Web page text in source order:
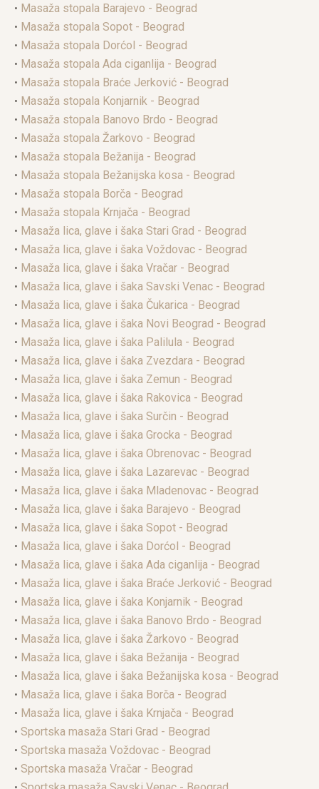
• Masaža stopala Barajevo - Beograd
• Masaža stopala Sopot - Beograd
• Masaža stopala Dorćol - Beograd
• Masaža stopala Ada ciganlija - Beograd
• Masaža stopala Braće Jerković - Beograd
• Masaža stopala Konjarnik - Beograd
• Masaža stopala Banovo Brdo - Beograd
• Masaža stopala Žarkovo - Beograd
• Masaža stopala Bežanija - Beograd
• Masaža stopala Bežanijska kosa - Beograd
• Masaža stopala Borča - Beograd
• Masaža stopala Krnjača - Beograd
• Masaža lica, glave i šaka Stari Grad - Beograd
• Masaža lica, glave i šaka Voždovac - Beograd
• Masaža lica, glave i šaka Vračar - Beograd
• Masaža lica, glave i šaka Savski Venac - Beograd
• Masaža lica, glave i šaka Čukarica - Beograd
• Masaža lica, glave i šaka Novi Beograd - Beograd
• Masaža lica, glave i šaka Palilula - Beograd
• Masaža lica, glave i šaka Zvezdara - Beograd
• Masaža lica, glave i šaka Zemun - Beograd
• Masaža lica, glave i šaka Rakovica - Beograd
• Masaža lica, glave i šaka Surčin - Beograd
• Masaža lica, glave i šaka Grocka - Beograd
• Masaža lica, glave i šaka Obrenovac - Beograd
• Masaža lica, glave i šaka Lazarevac - Beograd
• Masaža lica, glave i šaka Mladenovac - Beograd
• Masaža lica, glave i šaka Barajevo - Beograd
• Masaža lica, glave i šaka Sopot - Beograd
• Masaža lica, glave i šaka Dorćol - Beograd
• Masaža lica, glave i šaka Ada ciganlija - Beograd
• Masaža lica, glave i šaka Braće Jerković - Beograd
• Masaža lica, glave i šaka Konjarnik - Beograd
• Masaža lica, glave i šaka Banovo Brdo - Beograd
• Masaža lica, glave i šaka Žarkovo - Beograd
• Masaža lica, glave i šaka Bežanija - Beograd
• Masaža lica, glave i šaka Bežanijska kosa - Beograd
• Masaža lica, glave i šaka Borča - Beograd
• Masaža lica, glave i šaka Krnjača - Beograd
• Sportska masaža Stari Grad - Beograd
• Sportska masaža Voždovac - Beograd
• Sportska masaža Vračar - Beograd